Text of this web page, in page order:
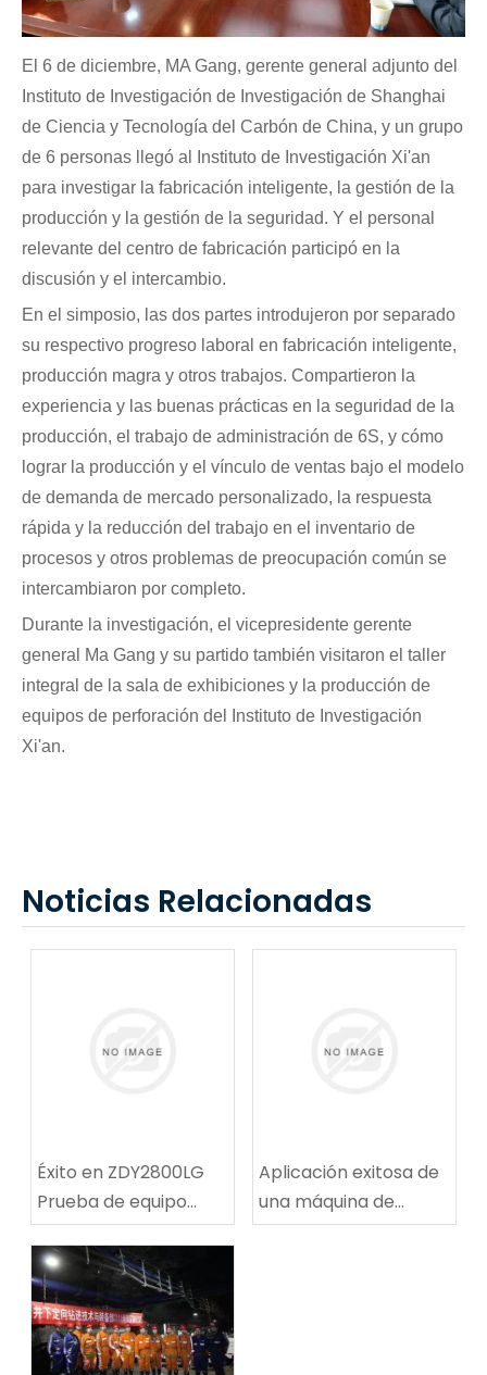
El 6 de diciembre, MA Gang, gerente general adjunto del
Instituto de Investigación de Investigación de Shanghai
de Ciencia y Tecnología del Carbón de China, y un grupo
de 6 personas llegó al Instituto de Investigación Xi'an
para investigar la fabricación inteligente, la gestión de la
producción y la gestión de la seguridad. Y el personal
relevante del centro de fabricación participó en la
discusión y el intercambio.
En el simposio, las dos partes introdujeron por separado
su respectivo progreso laboral en fabricación inteligente,
producción magra y otros trabajos. Compartieron la
experiencia y las buenas prácticas en la seguridad de la
producción, el trabajo de administración de 6S, y cómo
lograr la producción y el vínculo de ventas bajo el modelo
de demanda de mercado personalizado, la respuesta
rápida y la reducción del trabajo en el inventario de
procesos y otros problemas de preocupación común se
intercambiaron por completo.
Durante la investigación, el vicepresidente gerente
general Ma Gang y su partido también visitaron el taller
integral de la sala de exhibiciones y la producción de
equipos de perforación del Instituto de Investigación
Xi'an.
Noticias Relacionadas
Éxito en ZDY2800LG
Prueba de equipo
técnico de
perforación espiral de
alta velocidad
Aplicación exitosa de
una máquina de
reparación de rutas